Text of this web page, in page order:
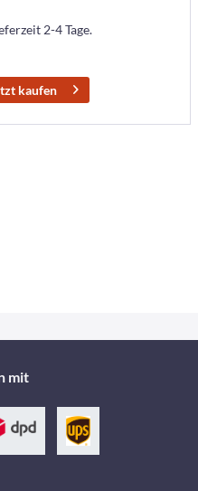
2-4 Tage.
kaufen
mit